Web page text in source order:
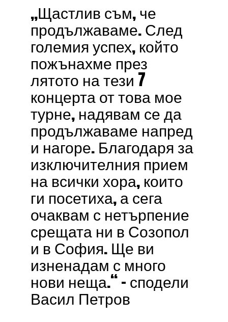
„Щастлив съм, че
продължаваме. След
големия успех, който
пожънахме през
лятото на тези 7
концерта от това мое
турне, надявам се да
продължаваме напред
и нагоре. Благодаря за
изключителния прием
на всички хора, които
ги посетиха, а сега
очаквам с нетърпение
срещата ни в Созопол
и в София. Ще ви
изненадам с много
нови неща.“ – сподели
Васил Петров